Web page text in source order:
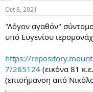
Oct 8, 2021
"Λόγον αγαθόν"
υπό Ευγενίου
https://
7/265124 (εικόνα 81
(επισήμανση από